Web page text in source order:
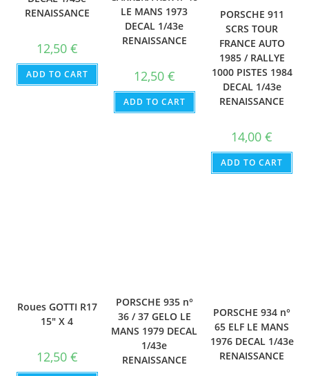
RENAISSANCE
12,50 €
ADD TO CART
LE MANS 1973
DECAL 1/43e
RENAISSANCE
12,50 €
ADD TO CART
PORSCHE 911
SCRS TOUR
FRANCE AUTO
1985 / RALLYE
1000 PISTES 1984
DECAL 1/43e
RENAISSANCE
14,00€
ADD TO CART
Roues GOTTI R17
15″ X 4
12,50 €
PORSCHE 935 n°
36 / 37 GELO LE
MANS 1979 DECAL
1/43e
RENAISSANCE
PORSCHE 934 n°
65 ELF LE MANS
1976 DECAL 1/43e
RENAISSANCE